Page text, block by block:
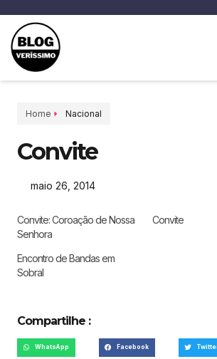
Home Nacional
Convite
maio 26, 2014
Convite: Coroação de Nossa
Senhora
Convite
Encontro de Bandas em
Sobral
Compartilhe :
WhatsApp Facebook